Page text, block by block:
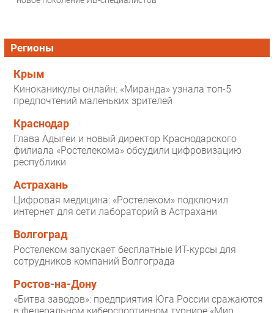
Регионы
Крым
Киноканикулы онлайн: «Миранда» узнала топ-5
предпочтений маленьких зрителей
Краснодар
Глава Адыгеи и новый директор Краснодарского
филиала «Ростелекома» обсудили цифровизацию
республики
Астрахань
Цифровая медицина: «Ростелеком» подключил
интернет для сети лабораторий в Астрахани
Волгоград
Ростелеком запускает бесплатные ИТ-курсы для
сотрудников компаний Волгограда
Ростов-на-Дону
«Битва заводов»: предприятия Юга России сражаются